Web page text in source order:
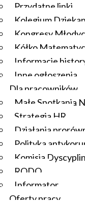
Przydatne linki
Kolegium
Kongresy
Kółko
Informacje
Inne ogłoszenia
Dla pracowników
Małe Spotkania
Strategia HR
Działania
Polityka
Komisja
RODO
Informator
Oferty pracy